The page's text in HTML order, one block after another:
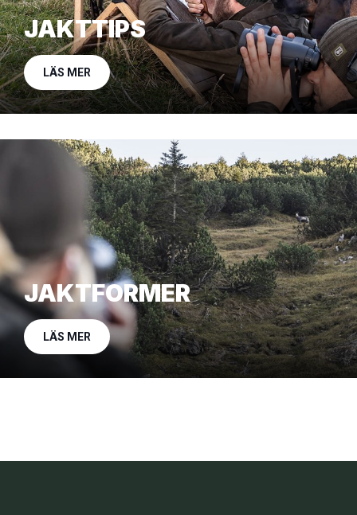
JAKTTIPS
LÄS MER
JAKTFORMER
LÄS MER